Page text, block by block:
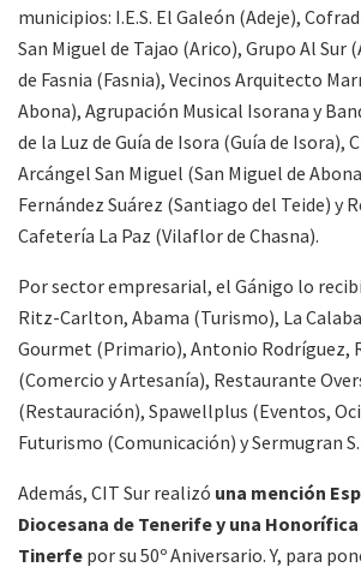
municipios: I.E.S. El Galeón (Adeje),
San Miguel de Tajao (Arico), Grupo Al Sur
de Fasnia (Fasnia), Vecinos Arquitecto
Abona), Agrupación Musical Isorana y
de la Luz de Guía de Isora (Guía de Isora),
Arcángel San Miguel (San Miguel de
Fernández Suárez (Santiago del Teide) y
Cafetería La Paz (Vilaflor de Chasna).
Por sector empresarial, el Gánigo lo
Ritz-Carlton, Abama (Turismo), La
Gourmet (Primario), Antonio Rodríguez,
(Comercio y Artesanía), Restaurante
(Restauración), Spawellplus (Eventos,
Futurismo (Comunicación) y Sermugran
Además, CIT Sur realizó una mención
Diocesana de Tenerife y una
Tinerfe por su 50º Aniversario. Y, para